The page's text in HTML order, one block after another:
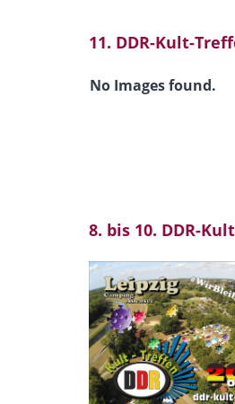
11. DDR-Kult-
No Images found.
8. bis 10. DDR-